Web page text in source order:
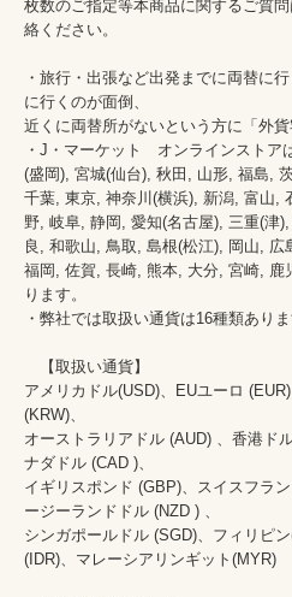
枚数のご指定等本商品に関するご質
絡ください。
・旅行・出張など出発までに両替に
に行くのが面倒、
近くに両替所がないという方に「外貨
・J・マーケット　オンラインスト
(盛岡), 宮城(仙台), 秋田, 山形, 福島,
千葉, 東京, 神奈川(横浜), 新潟, 富山,
野, 岐阜, 静岡, 愛知(名古屋), 三重(津
良, 和歌山, 鳥取, 島根(松江), 岡山,
福岡, 佐賀, 長崎, 熊本, 大分, 宮崎, 鹿
ります。
・弊社では取扱い通貨は16種類ありま
【取扱い通貨】
アメリカドル(USD)、EUユーロ
(KRW)、
オーストラリアドル (AUD) 、香港ド
ナダドル (CAD )、
イギリスポンド (GBP)、スイスフラ
ージーランドドル (NZD ) 、
シンガポールドル (SGD)、フィリピ
(IDR)、マレーシアリンギット(MYR)